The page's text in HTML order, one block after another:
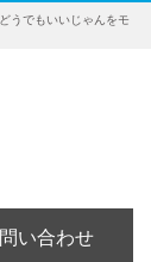
うでもいいじゃんをモ
い合わせ